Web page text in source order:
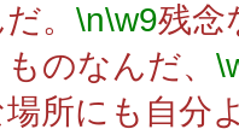
。 \n\w9残念
ものなんだ、
場所にも自分